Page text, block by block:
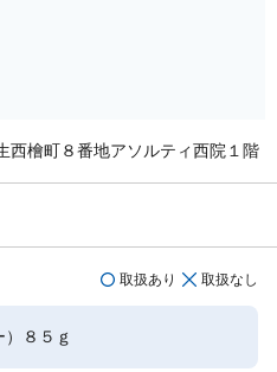
西檜町８番地アソルティ西院１階
取扱あり 取扱なし
８５ｇ